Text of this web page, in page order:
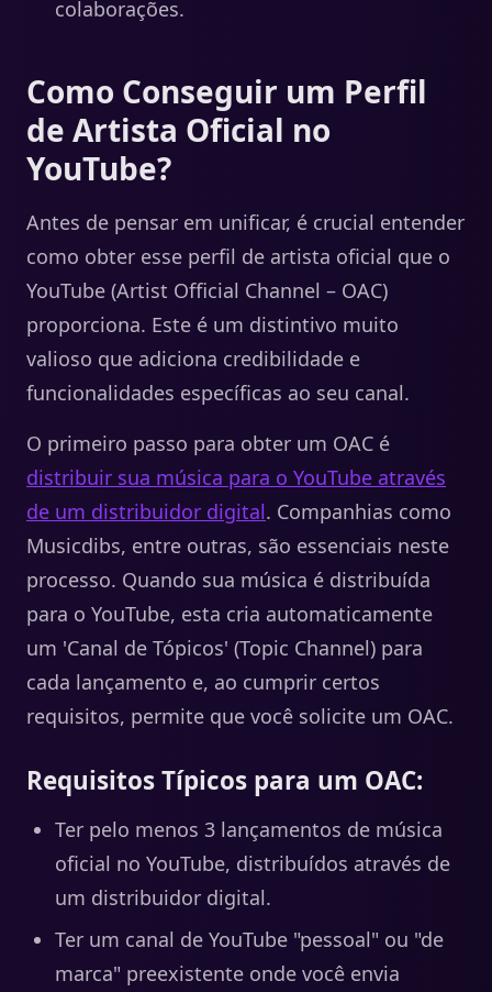
colaborações.
Como Conseguir um Perfil
de Artista Oficial no
YouTube?
Antes de pensar em unificar, é crucial entender
como obter esse perfil de artista oficial que o
YouTube (Artist Official Channel – OAC)
proporciona. Este é um distintivo muito
valioso que adiciona credibilidade e
funcionalidades específicas ao seu canal.
O primeiro passo para obter um OAC é
distribuir sua música para o YouTube através
de um distribuidor digital. Companhias como
Musicdibs, entre outras, são essenciais neste
processo. Quando sua música é distribuída
para o YouTube, esta cria automaticamente
um 'Canal de Tópicos' (Topic Channel) para
cada lançamento e, ao cumprir certos
requisitos, permite que você solicite um OAC.
Requisitos Típicos para um OAC:
Ter pelo menos 3 lançamentos de música
oficial no YouTube, distribuídos através de
um distribuidor digital.
Ter um canal de YouTube "pessoal" ou "de
marca" preexistente onde você envia